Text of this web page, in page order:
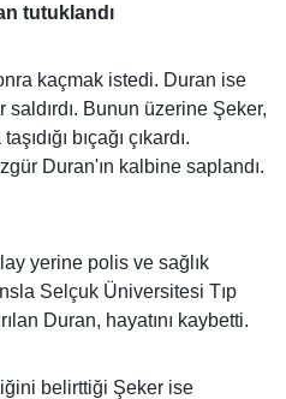
tutuklandı
kaçmak istedi. Duran ise
Bunun üzerine Şeker,
bıçağı çıkardı.
Duran'ın kalbine saplandı.
yerine polis ve sağlık
Selçuk Üniversitesi Tıp
Duran, hayatını kaybetti.
belirttiği Şeker ise